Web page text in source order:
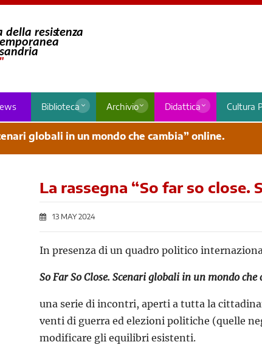
Biblioteca Archivio Didattica Cultura
globali in un mondo che cambia” online.
La rassegna “So far so
13 MAY 2024
In presenza di un quadro politico
So Far So Close. Scenari globali in un mondo che
una serie di incontri, aperti a tutta la
venti di guerra ed elezioni politiche (quelle
modificare gli equilibri esistenti.